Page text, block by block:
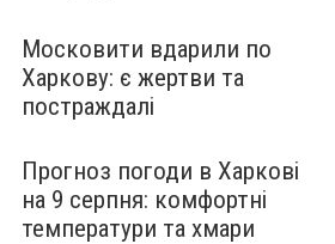
Московити вдарили по
Харкову: є жертви та
постраждалі
Прогноз погоди в Харкові
на 9 серпня: комфортні
температури та хмари